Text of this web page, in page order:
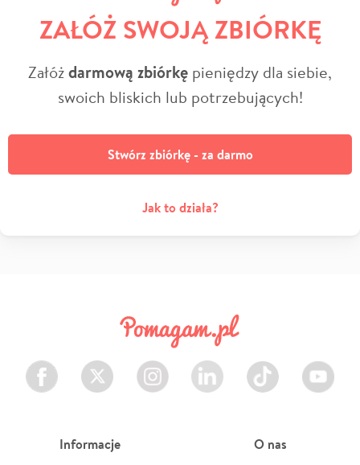
ZAŁÓŻ SWOJĄ ZBIÓRKĘ
Załóżdarmową zbiórkę pieniędzy dla siebie,
swoich bliskich lub potrzebujących!
Stwórz zbiórkę - za darmo
Jak to działa?
Facebook Twitter Instagram LinkedIn TikTok Youtube
Informacje O nas